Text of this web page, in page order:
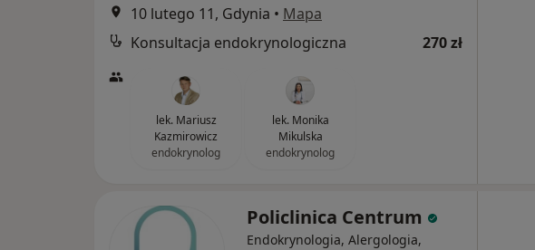
10 lutego 11, Gdynia • Mapa
Konsultacja endokrynologiczna
270 zł
lek. Mariusz
Kazmirowicz
endokrynolog
lek. Monika
Mikulska
endokrynolog
Policlinica Centrum
Endokrynologia, Alergologia,